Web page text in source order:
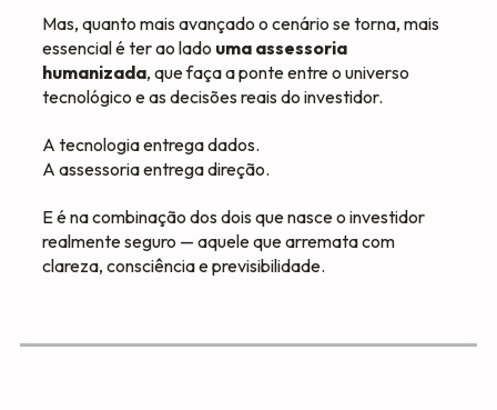
Mas, quanto mais avançado o cenário se torna, mais
essencial é ter ao lado uma assessoria
humanizada, que faça a ponte entre o universo
tecnológico e as decisões reais do investidor.
A tecnologia entrega dados.
A assessoria entrega direção.
E é na combinação dos dois que nasce o investidor
realmente seguro — aquele que arremata com
clareza, consciência e previsibilidade.